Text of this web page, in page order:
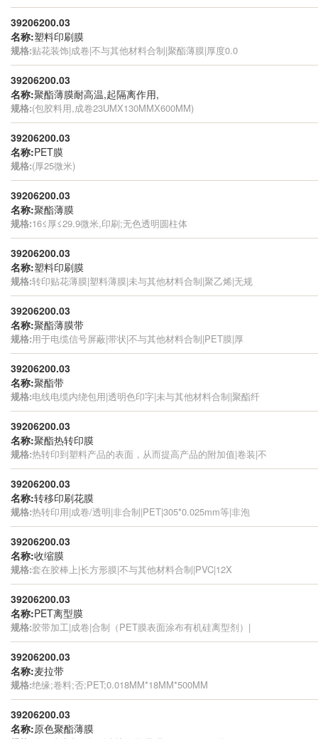
39206200.03
名称:塑料印刷膜
规格:贴花装饰|成卷|不与其他材料合制|聚酯薄膜|厚度0.0
39206200.03
名称:聚酯薄膜耐高温,起隔离作用,
规格:(包胶料用,成卷23UMX130MMX600MM)
39206200.03
名称:PET膜
规格:(厚25微米)
39206200.03
名称:聚酯薄膜
规格:16≤厚≤29.9微米,印刷;无色透明圆柱体
39206200.03
名称:塑料印刷膜
规格:转印贴花薄膜|塑料薄膜|未与其他材料合制|聚乙烯|无规
39206200.03
名称:聚酯薄膜带
规格:用于电缆信号屏蔽|带状|不与其他材料合制|PET膜|厚
39206200.03
名称:聚酯带
规格:电线电缆内绕包用|透明色印字|未与其他材料合制|聚酯纤
39206200.03
名称:聚酯热转印膜
规格:热转印到塑料产品的表面，从而提高产品的附加值|卷装|不
39206200.03
名称:转移印刷花膜
规格:热转印用|成卷/透明|非合制|PET|305*0.025mm等|非泡
39206200.03
名称:收缩膜
规格:套在胶棒上|长方形膜|不与其他材料合制|PVC|12X
39206200.03
名称:PET离型膜
规格:胶带加工|成卷|合制（PET膜表面涂布有机硅离型剂）|
39206200.03
名称:麦拉带
规格:绝缘;卷料;否;PET;0.018MM*18MM*500MM
39206200.03
名称:原色聚酯薄膜